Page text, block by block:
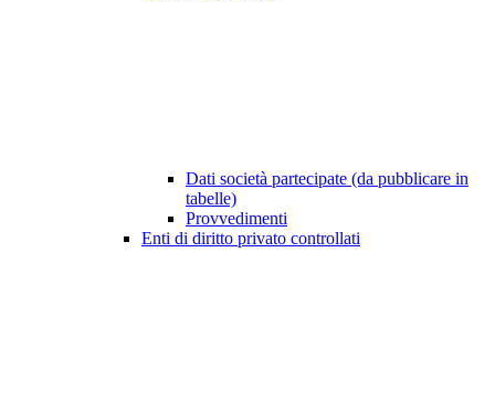
Dati società partecipate (da pubblicare in
tabelle)
Provvedimenti
Enti di diritto privato controllati